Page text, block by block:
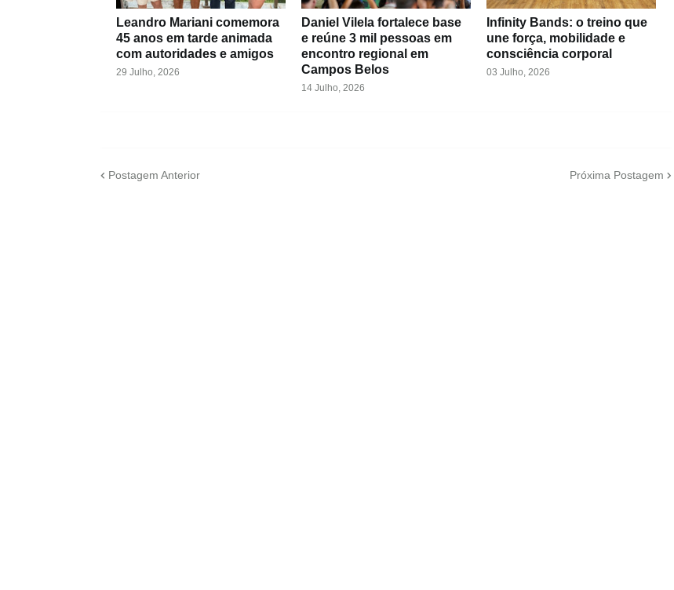
Leandro Mariani comemora
45 anos em tarde animada
com autoridades e amigos
29 Julho, 2026
Daniel Vilela fortalece base
e reúne 3 mil pessoas em
encontro regional em
Campos Belos
14 Julho, 2026
Infinity Bands: o treino que
une força, mobilidade e
consciência corporal
03 Julho, 2026
Postagem Anterior Próxima Postagem